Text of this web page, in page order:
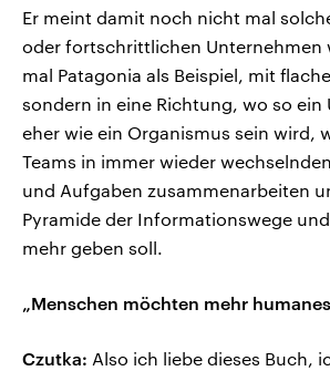
Er meint damit noch nicht mal
oder fortschrittlichen Unternehmen
mal Patagonia als Beispiel, mit
sondern in eine Richtung, wo so ein
eher wie ein Organismus sein wird,
Teams in immer wieder
und Aufgaben zusammenarbeiten
Pyramide der Informationswege
mehr geben soll.
„Menschen möchten mehr
Czutka: Also ich liebe dieses Buch,